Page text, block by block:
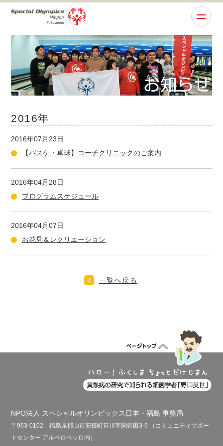
2016年
2016年07月23日
【バスケ・卓球】コーチクリニックのご案内
2016年04月28日
プログラムスケジュール
2016年04月07日
お花見＆レクリエーション
一覧へ戻る
NPO法人 スペシャルオリンピックス日本・福島 事務局
〒963-0102 福島県郡山市安積町笹川字関谷田3-6 （コミュニティサポー
トセンター アルベロベッロ内）